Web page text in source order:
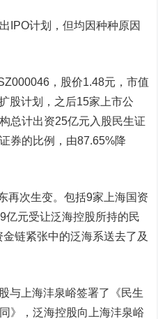
计划，但均因种种原因
，股价1.48元，市值
股计划，之后15家上市公
总计出资25亿元入股民生证
券的比例，由87.65%降
次生变。包括9家上海国资
亿元受让泛海控股所持的民
链紧张中的泛海系送去了及
上海沣泉峪签署了《民生
》，泛海控股向上海沣泉峪